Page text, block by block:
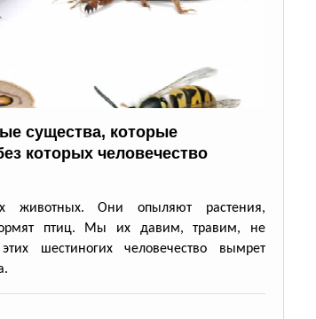
существа, которые
которых человечество
животных. Они опыляют растения,
птиц. Мы их давим, травим, не
шестиногих человечество вымрет